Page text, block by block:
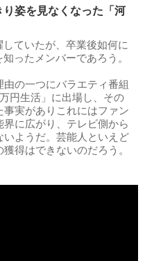
姿を見なくなった「河
ていたが、卒業後如何に
ったメンバーであろう。
の一つにバラエティ番組
円生活」に出場し、その
実がありこれにはファン
に広がり、テレビ側から
ようだ。芸能人といえど
得はできないのだろう。